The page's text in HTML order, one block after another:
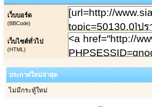
เว็บบอร์ด
(BBCode)
เว็บไซต์ทั่วไป
(HTML)
ประกาศใหม่ล่าสุด
ไม่มีกระทู้ใหม่